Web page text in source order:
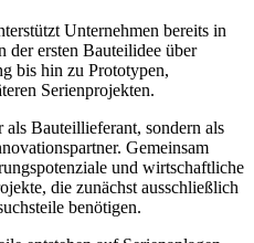
Unternehmen bereits in
der ersten Bauteilidee über
bis hin zu Prototypen,
Serienprojekten.
Bauteillieferant, sondern als
Gemeinsam
und wirtschaftliche
die zunächst ausschließlich
benötigen.